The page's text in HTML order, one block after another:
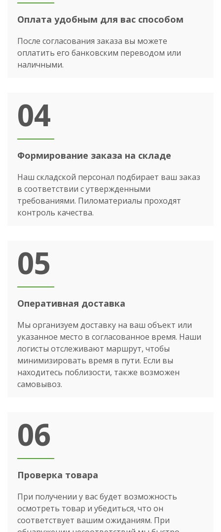
Оплата удобным для вас способом
После согласования заказа вы можете
оплатить его банковским переводом или
наличными.
04
Формирование заказа на складе
Наш складской персонал подбирает ваш заказ
в соответствии с утвержденными
требованиями. Пиломатериалы проходят
контроль качества.
05
Оперативная доставка
Мы организуем доставку на ваш объект или
указанное место в согласованное время. Наши
логисты отслеживают маршрут, чтобы
минимизировать время в пути. Если вы
находитесь поблизости, также возможен
самовывоз.
06
Проверка товара
При получении у вас будет возможность
осмотреть товар и убедиться, что он
соответствует вашим ожиданиям. При